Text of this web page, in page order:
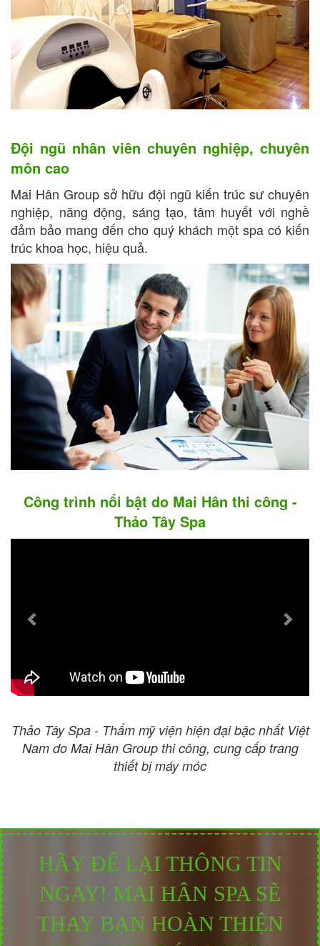
Đội ngũ nhân viên chuyên nghiệp, chuyên
môn cao
Mai Hân Group sở hữu đội ngũ kiến trúc sư chuyên
nghiệp, năng động, sáng tạo, tâm huyết với nghề
đảm bảo mang đến cho quý khách một spa có kiến
trúc khoa học, hiệu quả.
Công trình nổi bật do Mai Hân thi công -
Thảo Tây Spa
Thảo Tây Spa - Thẩm mỹ viện hiện đại bậc nhất Việt
Nam doMai Hân Group thi công, cung cấp trang
thiết bị máy móc
HÃY ĐỂ LẠI THÔNG TIN
NGAY! MAI HÂN SPA SẼ
THAY BẠN HOÀN THIỆN